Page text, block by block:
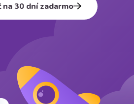
na 30 dní zadarmo